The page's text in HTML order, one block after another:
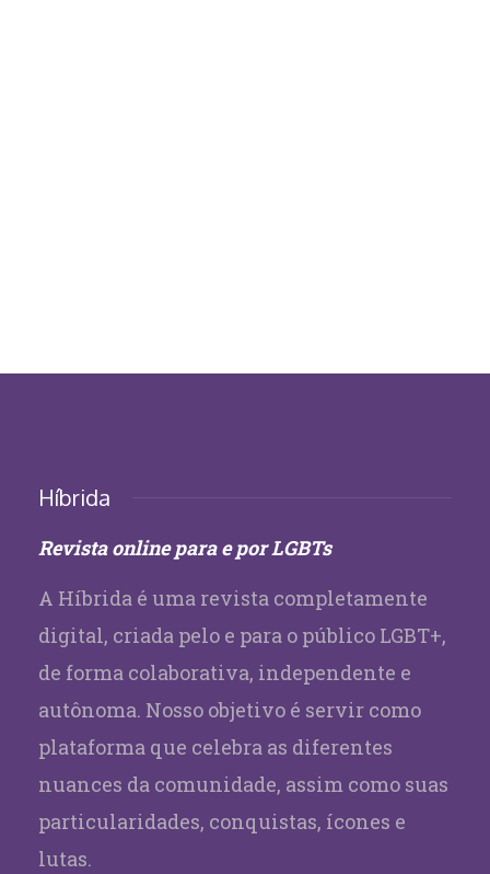
Híbrida
Revista online para e por LGBTs
A Híbrida é uma revista completamente
digital, criada pelo e para o público LGBT+,
de forma colaborativa, independente e
autônoma. Nosso objetivo é servir como
plataforma que celebra as diferentes
nuances da comunidade, assim como suas
particularidades, conquistas, ícones e
lutas.